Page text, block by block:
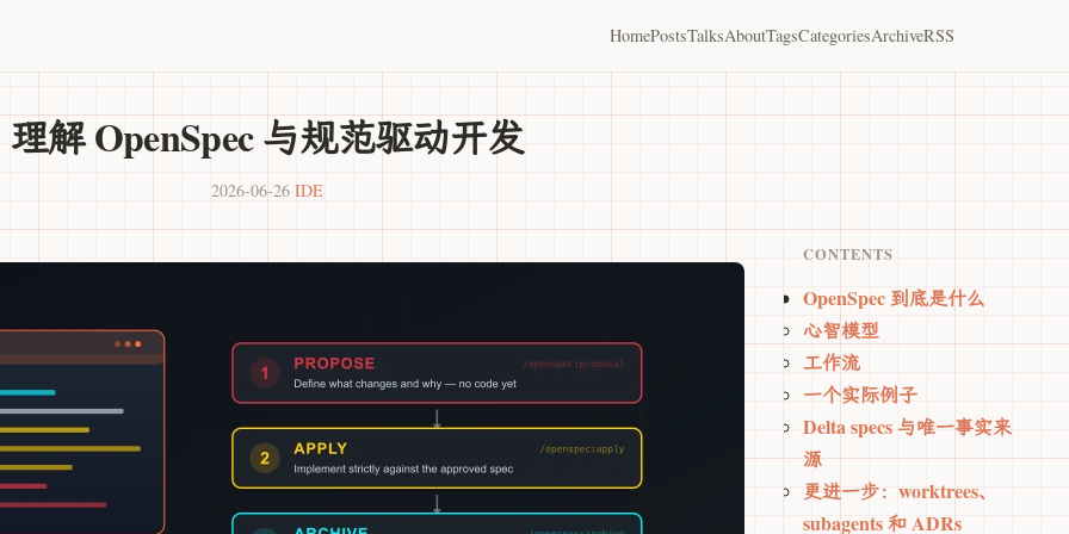
HomePostsTalksAboutTagsCategoriesArchiveRSS
理解 OpenSpec 与规范驱动开发
2026-06-26·IDE
CONTENTS
OpenSpec 到底是什么
心智模型
工作流
一个实际例子
Delta specs 与唯一事实来
源
更进一步：worktrees、
subagents 和 ADRs